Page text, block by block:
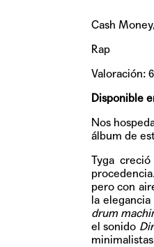
Cash
Rap
Valoración:
Disponible
Nos
álbum de
Tyga
pero con
la
drum
el sonido